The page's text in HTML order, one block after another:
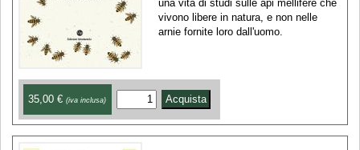
una vita di studi sulle api mellifere che
vivono libere in natura, e non nelle
arnie fornite loro dall'uomo.
35,00 € (iva inclusa)